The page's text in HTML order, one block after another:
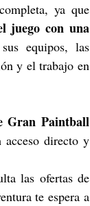
ya que
juego con una
equipos, las
y el trabajo en
Gran Paintball
directo y
las ofertas de
te espera a